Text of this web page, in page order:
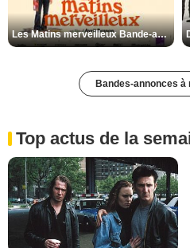
Les Matins merveilleux Bande-annonce VF
Bandes-annonces à
Top actus de la